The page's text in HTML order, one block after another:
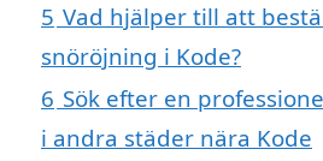
5 Vad hjälper till att
snöröjning i Kode?
6 Sök efter en
i andra städer nära Kode